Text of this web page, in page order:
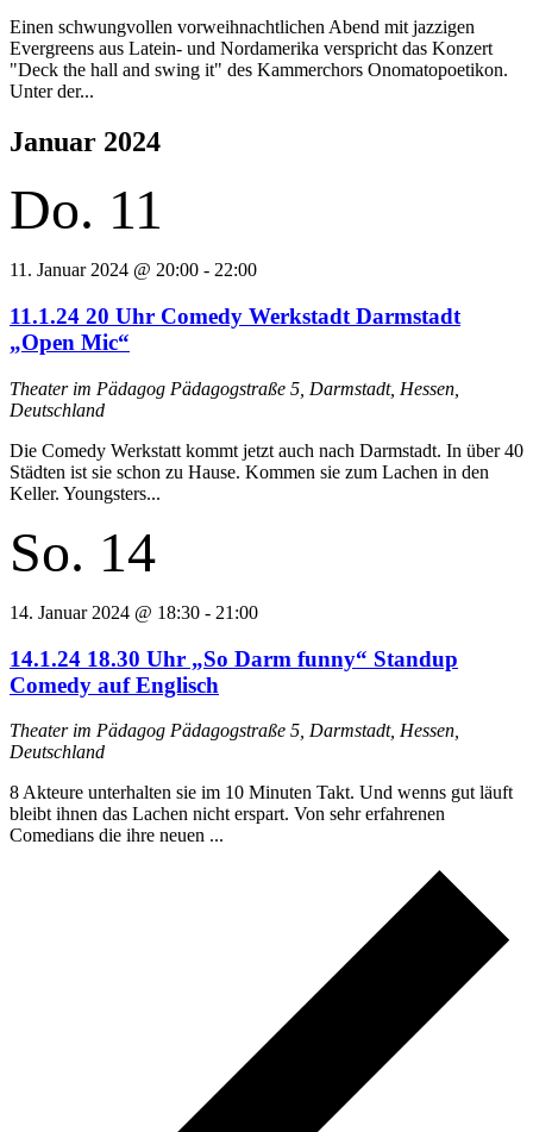
Einen schwungvollen vorweihnachtlichen Abend mit jazzigen
Evergreens aus Latein- und Nordamerika verspricht das Konzert
"Deck the hall and swing it" des Kammerchors Onomatopoetikon.
Unter der...
Januar 2024
Do. 11
11. Januar 2024 @ 20:00 - 22:00
11.1.24 20 Uhr Comedy Werkstadt Darmstadt
„Open Mic“
Theater im Pädagog Pädagogstraße 5, Darmstadt, Hessen,
Deutschland
Die Comedy Werkstatt kommt jetzt auch nach Darmstadt. In über 40
Städten ist sie schon zu Hause. Kommen sie zum Lachen in den
Keller. Youngsters...
So. 14
14. Januar 2024 @ 18:30 - 21:00
14.1.24 18.30 Uhr „So Darm funny“ Standup
Comedy auf Englisch
Theater im Pädagog Pädagogstraße 5, Darmstadt, Hessen,
Deutschland
8 Akteure unterhalten sie im 10 Minuten Takt. Und wenns gut läuft
bleibt ihnen das Lachen nicht erspart. Von sehr erfahrenen
Comedians die ihre neuen ...